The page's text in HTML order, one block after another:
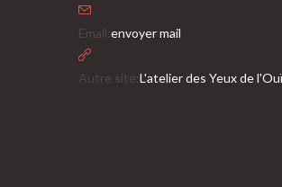
Email:envoyer mail
votre
Autre site:L'atelier des Yeux de